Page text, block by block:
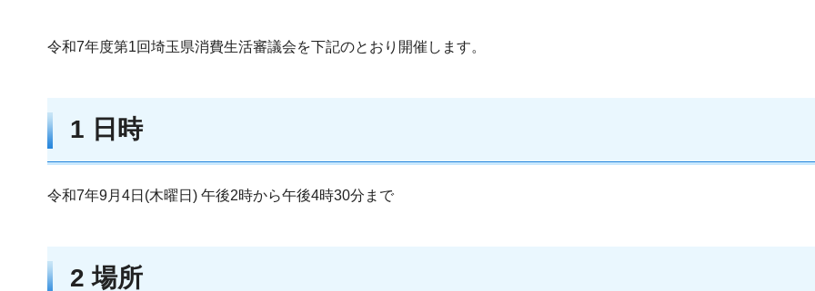
令和7年度第1回埼玉県消費生活審議会を下記のとおり開催します。
1 日時
令和7年9月4日(木曜日) 午後2時から午後4時30分まで
2 場所